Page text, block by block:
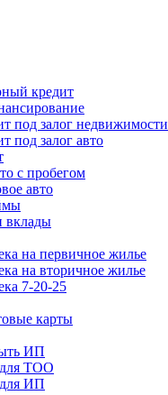
кредит
под залог недвижимости
под залог авто
с пробегом
авто
вклады
на первичное жилье
на вторичное жилье
7-20-25
карты
ИП
ТОО
ИП